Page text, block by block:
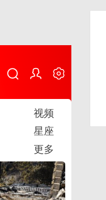
视频
星座
更多